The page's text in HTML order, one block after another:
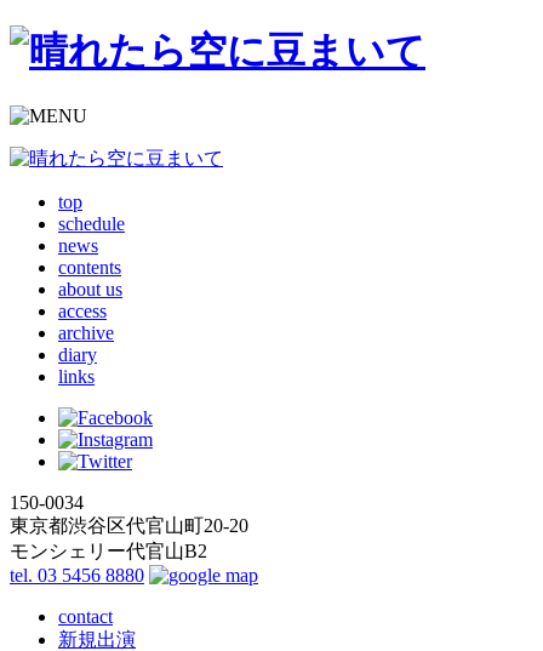
top
schedule
news
contents
about us
access
archive
diary
links
150-0034
東京都渋谷区代官山町20-20
モンシェリー代官山B2
tel. 03 5456 8880
contact
新規出演